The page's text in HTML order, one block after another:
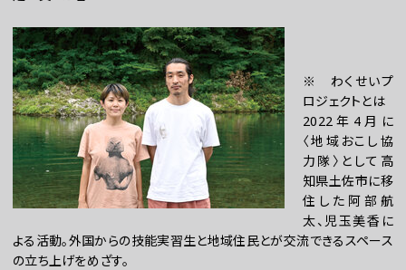
※ わくせいプ
ロジェクトとは
2022年4月に
〈地域おこし協
力隊〉として高
知県土佐市に移
住した阿部航
太、児玉美香に
よる活動。外国からの技能実習生と地域住民とが交流できるスペース
の立ち上げをめざす。